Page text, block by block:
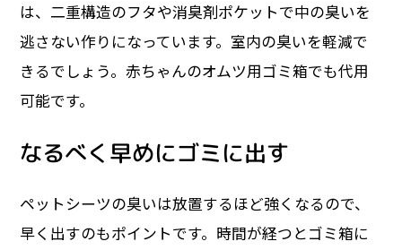
は、二重構造のフタや消臭剤ポケットで中の臭いを
逃さない作りになっています。室内の臭いを軽減で
きるでしょう。赤ちゃんのオムツ用ゴミ箱でも代用
可能です。
なるべく早めにゴミに出す
ペットシーツの臭いは放置するほど強くなるので、
早く出すのもポイントです。時間が経つとゴミ箱に